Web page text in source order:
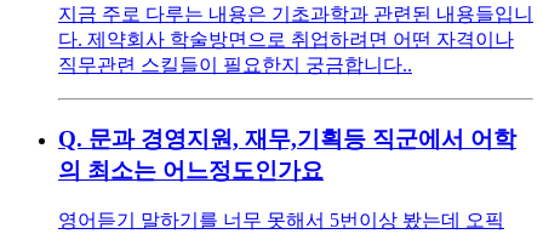
지금 주로 다루는 내용은 기초과학과 관련된 내용들입니
다. 제약회사 학술방면으로 취업하려면 어떤 자격이나
직무관련 스킬들이 필요한지 궁금합니다..
Q. 문과 경영지원, 재무,기획등 직군에서 어학
의 최소는 어느정도인가요
영어듣기 말하기를 너무 못해서 5번이상 봤는데 오픽